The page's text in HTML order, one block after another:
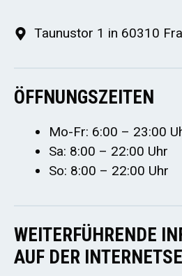
Taunustor 1 in 60310
ÖFFNUNGSZEITEN
Mo-Fr: 6:00 – 23:00
Sa: 8:00 – 22:00 Uhr
So: 8:00 – 22:00 Uhr
WEITERFÜHRENDE
AUF DER